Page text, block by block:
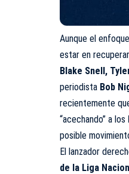
Aunque el
estar en
Blake Snell,
periodista Bob
recientemente
“acechando” a los
posible
El lanzador
de la Liga